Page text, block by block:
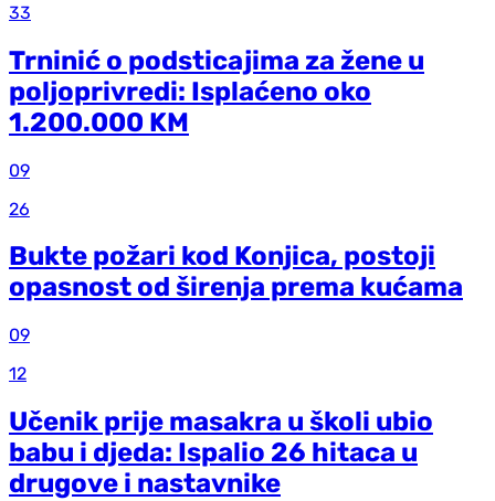
33
Trninić o podsticajima za žene u
poljoprivredi: Isplaćeno oko
1.200.000 KM
09
26
Bukte požari kod Konjica, postoji
opasnost od širenja prema kućama
09
12
Učenik prije masakra u školi ubio
babu i djeda: Ispalio 26 hitaca u
drugove i nastavnike